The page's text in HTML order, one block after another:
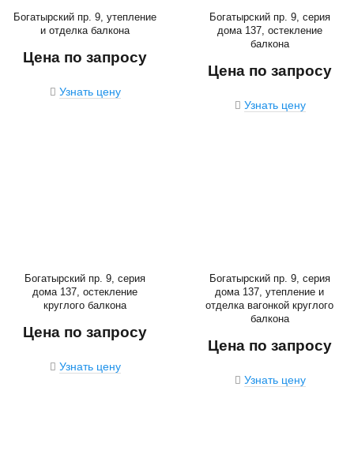
Богатырский пр. 9, утепление
и отделка балкона
Цена по запросу
Узнать цену
Богатырский пр. 9, серия
дома 137, остекление
балкона
Цена по запросу
Узнать цену
Богатырский пр. 9, серия
дома 137, остекление
круглого балкона
Цена по запросу
Узнать цену
Богатырский пр. 9, серия
дома 137, утепление и
отделка вагонкой круглого
балкона
Цена по запросу
Узнать цену